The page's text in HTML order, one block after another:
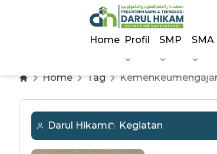
Home Profil SMP SMA
Home Tag
Darul Hikam Kegiatan